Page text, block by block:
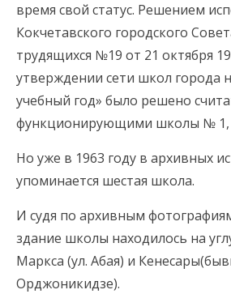
время свой статус. Решением
Кокчетавского городского
трудящихся №19 от 21 октября
утверждении сети школ города
учебный год» было решено
функционирующими школы № 1,
Но уже в 1963 году в архивных
упоминается шестая школа.
И судя по архивным
здание школы находилось на
Маркса (ул. Абая) и
Орджоникидзе).